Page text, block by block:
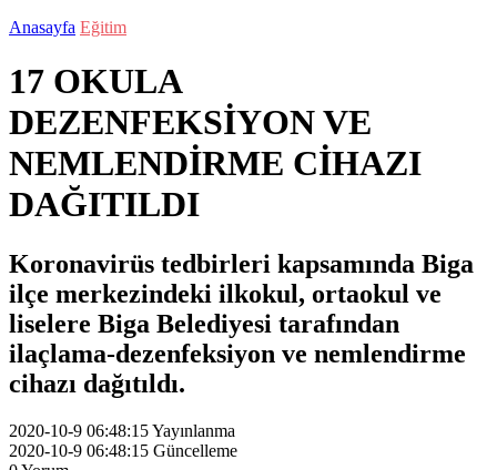
Anasayfa Eğitim
17 OKULA
DEZENFEKSİYON VE
NEMLENDİRME CİHAZI
DAĞITILDI
Koronavirüs tedbirleri kapsamında Biga
ilçe merkezindeki ilkokul, ortaokul ve
liselere Biga Belediyesi tarafından
ilaçlama-dezenfeksiyon ve nemlendirme
cihazı dağıtıldı.
2020-10-9 06:48:15Yayınlanma
2020-10-9 06:48:15 Güncelleme